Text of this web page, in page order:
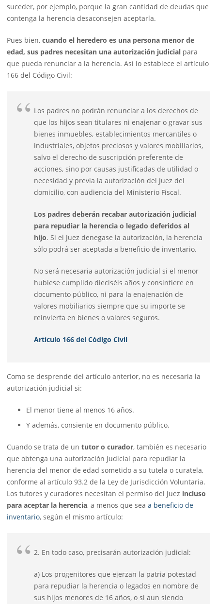
suceder, por ejemplo, porque la gran cantidad de deudas que
contenga la herencia desaconsejen aceptarla.
Pues bien, cuando el heredero es una persona menor de
edad, sus padres necesitan una autorización judicial para
que pueda renunciar a la herencia. Así lo establece el artículo
166 del Código Civil:
Los padres no podrán renunciar a los derechos de
que los hijos sean titulares ni enajenar o gravar sus
bienes inmuebles, establecimientos mercantiles o
industriales, objetos preciosos y valores mobiliarios,
salvo el derecho de suscripción preferente de
acciones, sino por causas justificadas de utilidad o
necesidad y previa la autorización del Juez del
domicilio, con audiencia del Ministerio Fiscal.
Los padres deberán recabar autorización judicial
para repudiar la herencia o legado deferidos al
hijo. Si el Juez denegase la autorización, la herencia
sólo podrá ser aceptada a beneficio de inventario.
No será necesaria autorización judicial si el menor
hubiese cumplido dieciséis años y consintiere en
documento público, ni para la enajenación de
valores mobiliarios siempre que su importe se
reinvierta en bienes o valores seguros.
Artículo 166 del Código Civil
Como se desprende del artículo anterior, no es necesaria la
autorización judicial si:
El menor tiene al menos 16 años.
Y además, consiente en documento público.
Cuando se trata de un tutor o curador, también es necesario
que obtenga una autorización judicial para repudiar la
herencia del menor de edad sometido a su tutela o curatela,
conforme al artículo 93.2 de la Ley de Jurisdicción Voluntaria.
Los tutores y curadores necesitan el permiso del juez incluso
para aceptar la herencia, a menos que sea a beneficio de
inventario, según el mismo artículo:
2. En todo caso, precisarán autorización judicial:
a) Los progenitores que ejerzan la patria potestad
para repudiar la herencia o legados en nombre de
sus hijos menores de 16 años, o si aun siendo